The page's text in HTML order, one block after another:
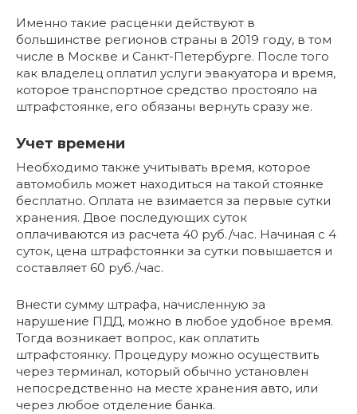
Именно такие расценки действуют в
большинстве регионов страны в 2019 году, в том
числе в Москве и Санкт-Петербурге. После того
как владелец оплатил услуги эвакуатора и время,
которое транспортное средство простояло на
штрафстоянке, его обязаны вернуть сразу же.
Учет времени
Необходимо также учитывать время, которое
автомобиль может находиться на такой стоянке
бесплатно. Оплата не взимается за первые сутки
хранения. Двое последующих суток
оплачиваются из расчета 40 руб./час. Начиная с 4
суток, цена штрафстоянки за сутки повышается и
составляет 60 руб./час.
Внести сумму штрафа, начисленную за
нарушение ПДД, можно в любое удобное время.
Тогда возникает вопрос, как оплатить
штрафстоянку. Процедуру можно осуществить
через терминал, который обычно установлен
непосредственно на месте хранения авто, или
через любое отделение банка.